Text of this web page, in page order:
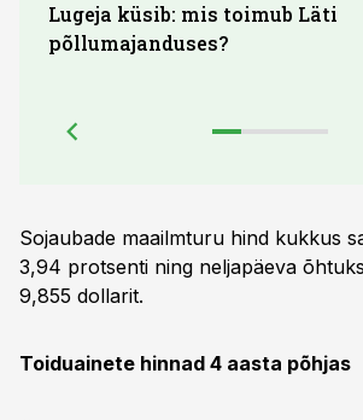
Lugeja küsib: mis toimub Läti
põllumajanduses?
Sojaubade maailmturu hind kukkus
3,94 protsenti ning neljapäeva
9,855 dollarit.
Toiduainete hinnad 4 aasta põhjas